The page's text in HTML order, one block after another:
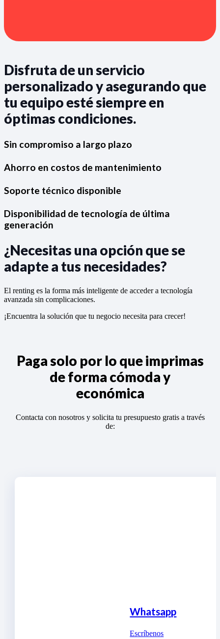
Disfruta de un servicio
personalizado y asegurando que
tu equipo esté siempre en
óptimas condiciones.
Sin compromiso a largo plazo
Ahorro en costos de mantenimiento
Soporte técnico disponible
Disponibilidad de tecnología de última
generación
¿Necesitas una opción que se
adapte a tus necesidades?
El renting es la forma más inteligente de acceder a tecnología
avanzada sin complicaciones.
¡Encuentra la solución que tu negocio necesita para crecer!
Paga solo por lo que imprimas
de forma cómoda y
económica
Contacta con nosotros y solicita tu presupuesto gratis a través
de:
Whatsapp
Escríbenos